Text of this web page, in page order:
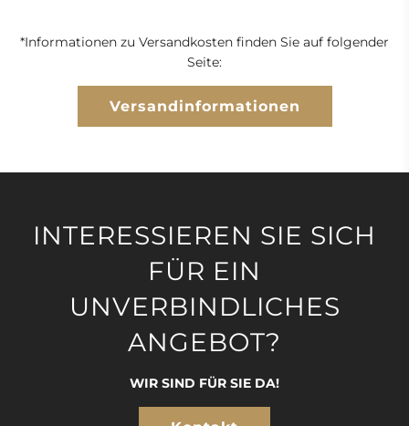
*Informationen zu Versandkosten finden Sie auf folgender
Seite:
Versandinformationen
INTERESSIEREN SIE SICH
FÜR EIN
UNVERBINDLICHES
ANGEBOT?
WIR SIND FÜR SIE DA!